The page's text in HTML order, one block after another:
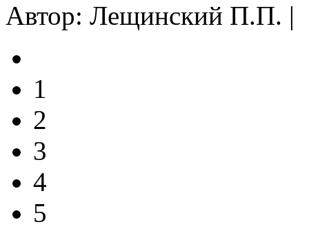
Автор: Лещинский П.П. |
1
2
3
4
5